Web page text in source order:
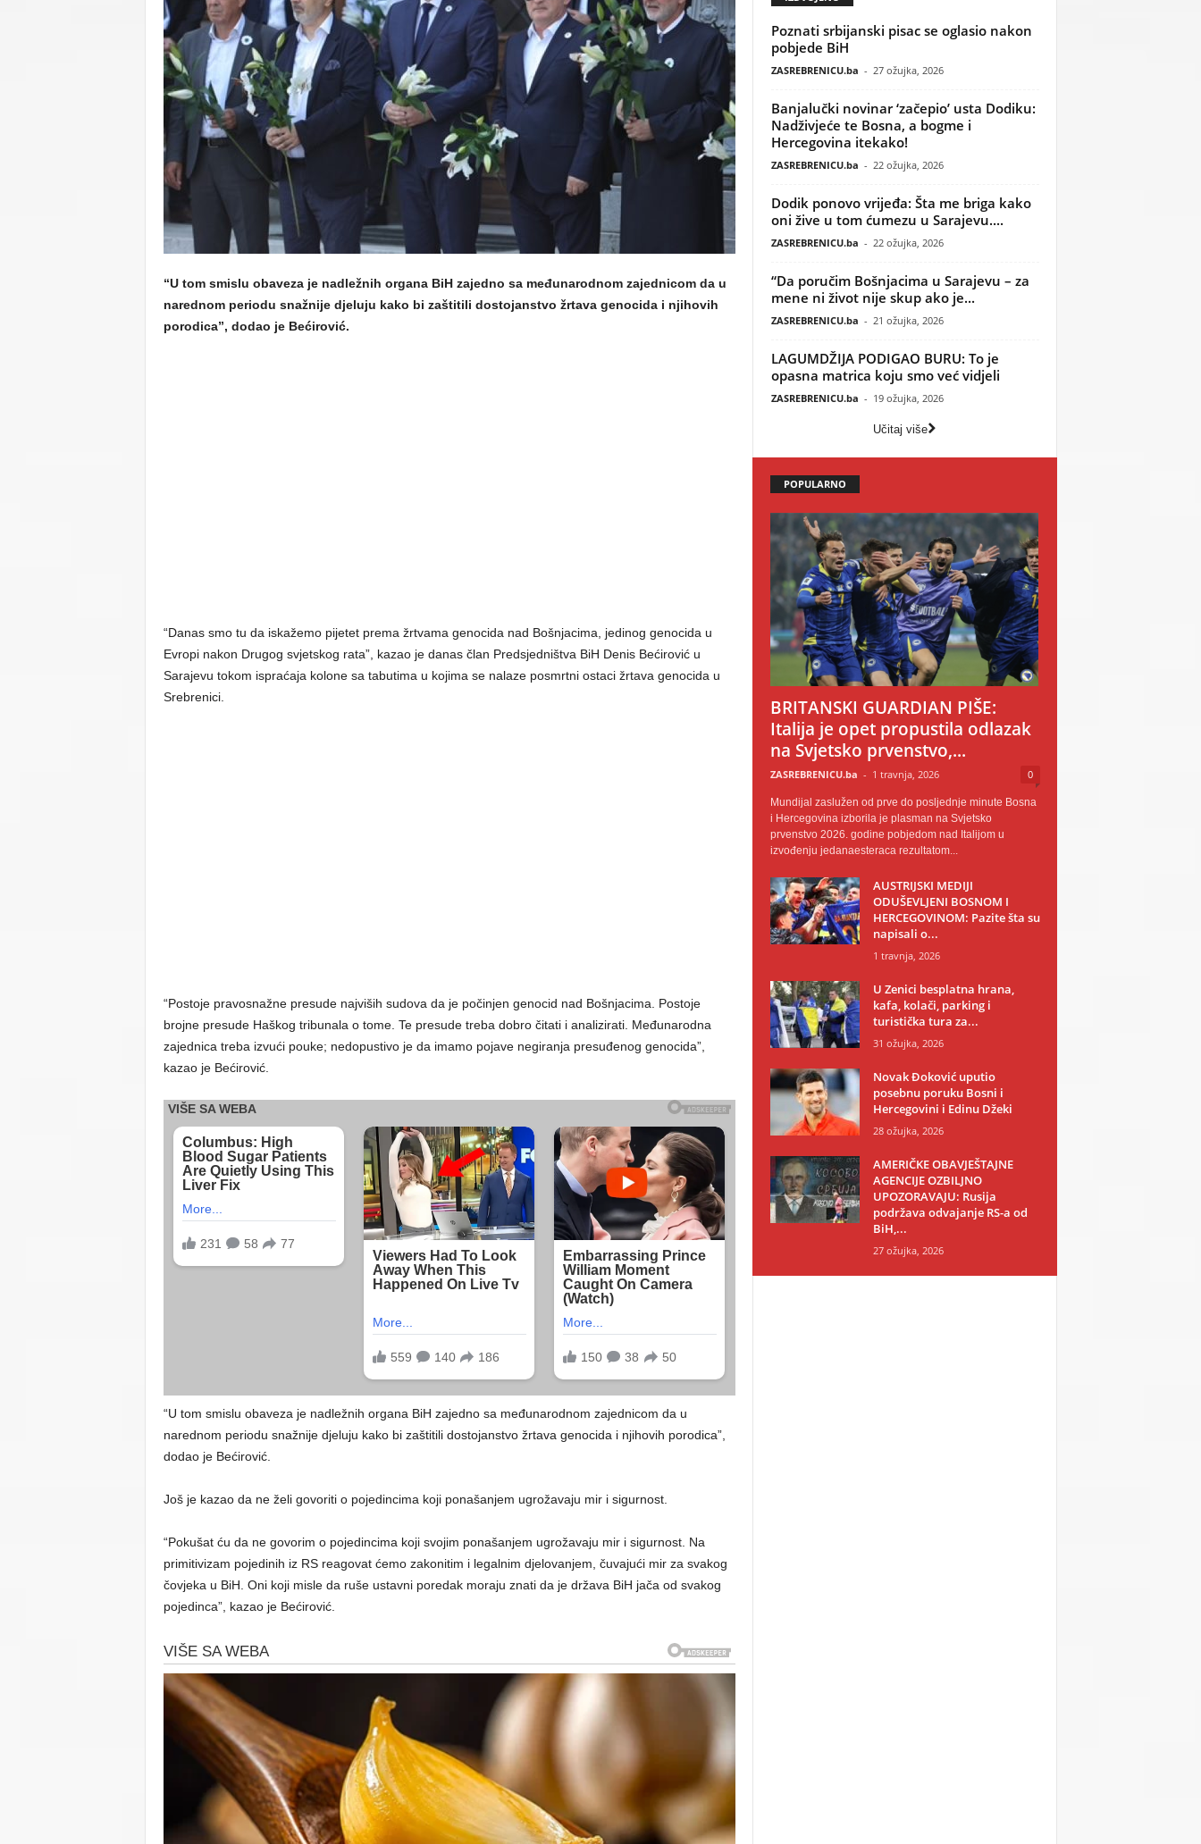
C
“U tom smislu obaveza je nadležnih organa BiH zajedno sa međunarodnom zajednicom da u
narednom periodu snažnije djeluju kako bi zaštitili dostojanstvo žrtava genocida i njihovih
porodica”, dodao je Bećirović.
“Danas smo tu da iskažemo pijetet prema žrtvama genocida nad Bošnjacima, jedinog genocida u
Evropi nakon Drugog svjetskog rata”, kazao je danas član Predsjedništva BiH Denis Bećirović u
Sarajevu tokom ispraćaja kolone sa tabutima u kojima se nalaze posmrtni ostaci žrtava genocida u
Srebrenici.
“Postoje pravosnažne presude najviših sudova da je počinjen genocid nad Bošnjacima. Postoje
brojne presude Haškog tribunala o tome. Te presude treba dobro čitati i analizirati. Međunarodna
zajednica treba izvući pouke; nedopustivo je da imamo pojave negiranja presuđenog genocida”,
kazao je Bećirović.
“U tom smislu obaveza je nadležnih organa BiH zajedno sa međunarodnom zajednicom da u
narednom periodu snažnije djeluju kako bi zaštitili dostojanstvo žrtava genocida i njihovih porodica”,
dodao je Bećirović.
Još je kazao da ne želi govoriti o pojedincima koji ponašanjem ugrožavaju mir i sigurnost.
“Pokušat ću da ne govorim o pojedincima koji svojim ponašanjem ugrožavaju mir i sigurnost. Na
primitivizam pojedinih iz RS reagovat ćemo zakonitim i legalnim djelovanjem, čuvajući mir za svakog
čovjeka u BiH. Oni koji misle da ruše ustavni poredak moraju znati da je država BiH jača od svakog
pojedinca”, kazao je Bećirović.
Poznati srbijanski pisac se oglasio nakon
pobjede BiH
ZASREBRENICU.ba - 27 ožujka, 2026
Banjalučki novinar ‘začepio’ usta Dodiku:
Nadživjeće te Bosna, a bogme i
Hercegovina itekako!
ZASREBRENICU.ba - 22 ožujka, 2026
Dodik ponovo vrijeđa: Šta me briga kako
oni žive u tom ćumezu u Sarajevu....
ZASREBRENICU.ba - 22 ožujka, 2026
“Da poručim Bošnjacima u Sarajevu – za
mene ni život nije skup ako je...
ZASREBRENICU.ba - 21 ožujka, 2026
LAGUMDŽIJA PODIGAO BURU: To je
opasna matrica koju smo već vidjeli
ZASREBRENICU.ba - 19 ožujka, 2026
Učitaj više
POPULARNO
BRITANSKI GUARDIAN PIŠE:
Italija je opet propustila odlazak
na Svjetsko prvenstvo,...
ZASREBRENICU.ba - 1 travnja, 2026 0
Mundijal zaslužen od prve do posljednje minute Bosna
i Hercegovina izborila je plasman na Svjetsko
prvenstvo 2026. godine pobjedom nad Italijom u
izvođenju jedanaesteraca rezultatom...
AUSTRIJSKI MEDIJI
ODUŠEVLJENI BOSNOM I
HERCEGOVINOM: Pazite šta su
napisali o...
1 travnja, 2026
U Zenici besplatna hrana,
kafa, kolači, parking i
turistička tura za...
31 ožujka, 2026
Novak Đoković uputio
posebnu poruku Bosni i
Hercegovini i Edinu Džeki
28 ožujka, 2026
AMERIČKE OBAVJEŠTAJNE
AGENCIJE OZBILJNO
UPOZORAVAJU: Rusija
podržava odvajanje RS-a od
BiH,...
27 ožujka, 2026